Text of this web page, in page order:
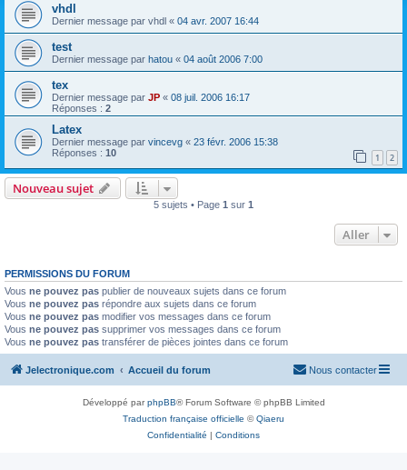
vhdl
Dernier message par vhdl « 04 avr. 2007 16:44
test
Dernier message par hatou « 04 août 2006 7:00
tex
Dernier message par JP « 08 juil. 2006 16:17
Réponses : 2
Latex
Dernier message par vincevg « 23 févr. 2006 15:38
Réponses : 10 1 2
Nouveau sujet
5 sujets • Page 1 sur 1
Aller
PERMISSIONS DU FORUM
Vous ne pouvez pas publier de nouveaux sujets dans ce forum
Vous ne pouvez pas répondre aux sujets dans ce forum
Vous ne pouvez pas modifier vos messages dans ce forum
Vous ne pouvez pas supprimer vos messages dans ce forum
Vous ne pouvez pas transférer de pièces jointes dans ce forum
Jelectronique.com Accueil du forum Nous contacter
Développé parphpBB® Forum Software © phpBB Limited
Traduction française officielle ©Qiaeru
Confidentialité | Conditions